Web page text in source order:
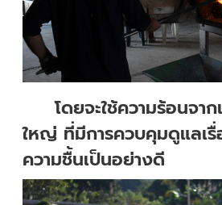
โดยจะใช้ความร้อนจาก
ใหญ่ ที่มีการควบคุมดูแลเ
ความชื้นเป็นอย่างดี